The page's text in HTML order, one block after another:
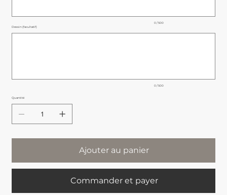
0 / 500
Dessin (facultatif)
0 / 500
Quantité
Ajouter au panier
Commander et payer